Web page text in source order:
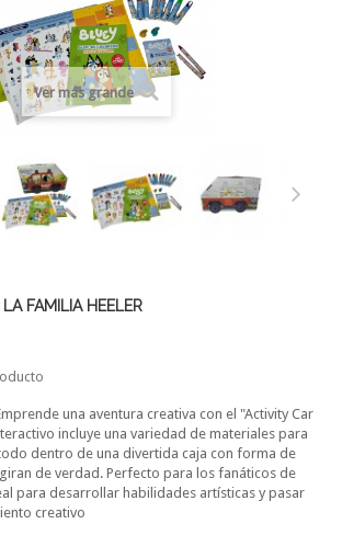
Ver más grande
FAMILIA HEELER
una aventura creativa con el "Activity Car
incluye una variedad de materiales para
dentro de una divertida caja con forma de
de verdad. Perfecto para los fanáticos de
para desarrollar habilidades artísticas y pasar
creativo